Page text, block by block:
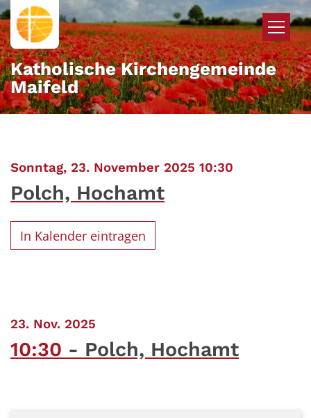
Zum Inhalt springen
Katholische Kirchengemeinde
Maifeld
Sonntag, 23. November 2025 10:30
Polch, Hochamt
In Kalender eintragen
23. Nov. 2025
10:30 Polch, Hochamt